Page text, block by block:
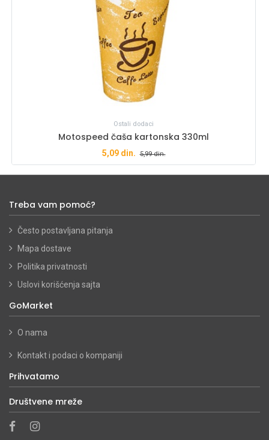
Ostali dodaci
Motospeed čaša kartonska 330ml
5,09din. 5,99din.
Treba vam pomoć?
Često postavljana pitanja
Mapa dostave
Politika privatnosti
Uslovi korišćenja sajta
GoMarket
O nama
Kontakt i podaci o kompaniji
Prihvatamo
Društvene mreže